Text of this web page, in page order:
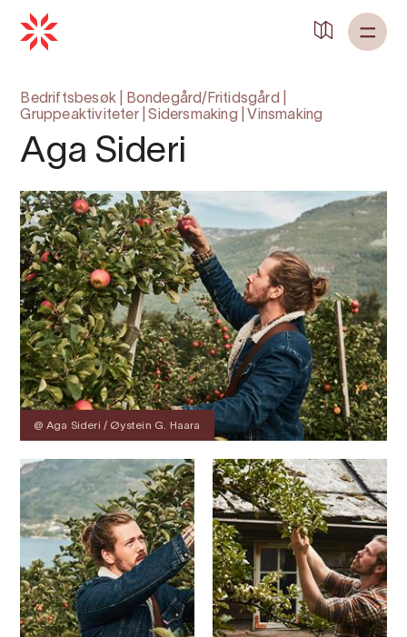
Bedriftsbesøk Bondegård/Fritidsgård
Gruppeaktiviteter|Sidersmaking Vinsmaking
Aga Sideri
@ Aga Sideri / Øystein G. Haara